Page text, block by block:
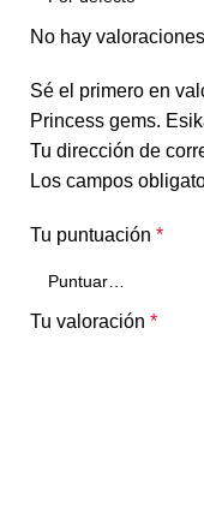
No hay
Sé el primero en
Princess gems.
Tu dirección de
Los campos
Tu puntuación *
Tu valoración *